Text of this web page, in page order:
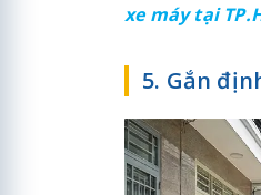
xe máy tại
5. Gắn